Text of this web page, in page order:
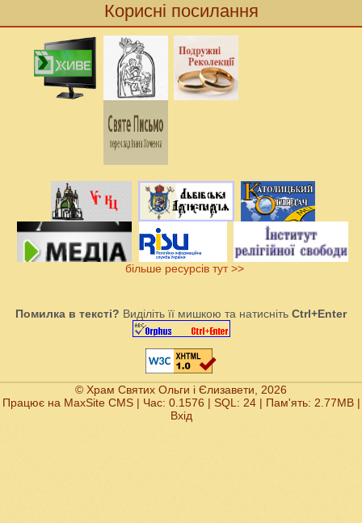
Корисні посилання
більше ресурсів тут >>
Помилка в тексті? Виділіть її мишкою та натисніть Ctrl+Enter
© Храм Святих Ольги і Єлизавети, 2026
Працює на MaxSite CMS| Час: 0.1576 | SQL: 24 | Пам'ять: 2.77MB|
Вхід